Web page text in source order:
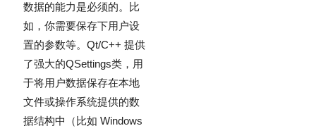
数据的能力是必须的。比
如，你需要保存下用户设
置的参数等。Qt/C++ 提供
了强大的QSettings类，用
于将用户数据保存在本地
文件或操作系统提供的数
据结构中（比如 Windows